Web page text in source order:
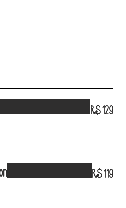
R$ 129
R$ 119